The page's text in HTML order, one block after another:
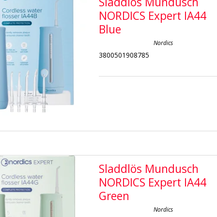
NORDICS Expert IA44
Blue
Nordics
3800501908785
Sladdlös Mundusch
NORDICS Expert IA44
Green
Nordics